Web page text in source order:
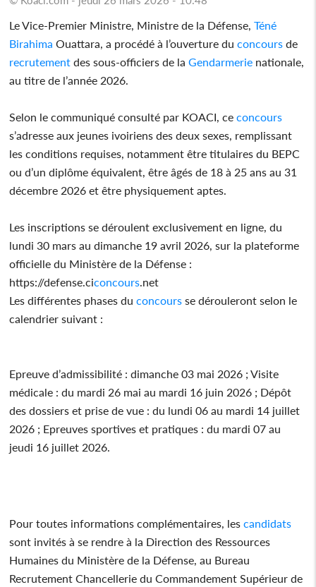
Le Vice-Premier Ministre, Ministre de la Défense,Téné
Birahima Ouattara, a procédé à l’ouverture duconcours de
recrutement des sous-officiers de laGendarmerie nationale,
au titre de l’année 2026.
Selon le communiqué consulté par KOACI, ceconcours
s’adresse aux jeunes ivoiriens des deux sexes, remplissant
les conditions requises, notamment être titulaires du BEPC
ou d’un diplôme équivalent, être âgés de 18 à 25 ans au 31
décembre 2026 et être physiquement aptes.
Les inscriptions se déroulent exclusivement en ligne, du
lundi 30 mars au dimanche 19 avril 2026, sur la plateforme
officielle du Ministère de la Défense :
https://defense.ciconcours .net
Les différentes phases duconcours se dérouleront selon le
calendrier suivant :
Epreuve d’admissibilité : dimanche 03 mai 2026 ; Visite
médicale : du mardi 26 mai au mardi 16 juin 2026 ; Dépôt
des dossiers et prise de vue : du lundi 06 au mardi 14 juillet
2026 ; Epreuves sportives et pratiques : du mardi 07 au
jeudi 16 juillet 2026.
Pour toutes informations complémentaires, lescandidats
sont invités à se rendre à la Direction des Ressources
Humaines du Ministère de la Défense, au Bureau
Recrutement Chancellerie du Commandement Supérieur de